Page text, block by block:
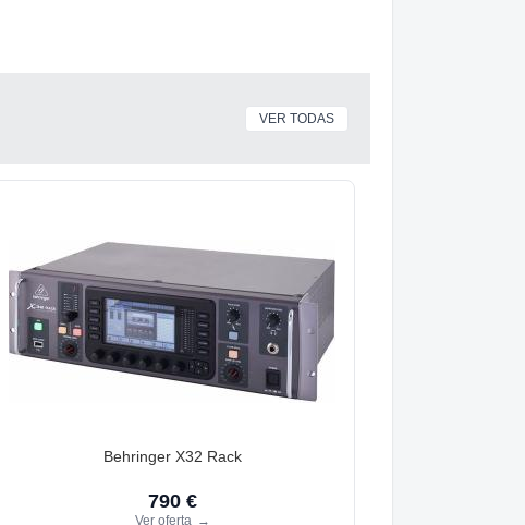
VER TODAS
Behringer X32 Rack
790 €
Ver oferta →